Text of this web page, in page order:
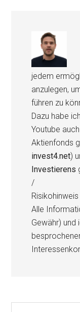
jedem
anzulegen,
führen zu
Dazu habe
Youtube
Aktienfonds
invest4.net)
Investierens
/
Risikohinweis
Alle
Gewähr) und